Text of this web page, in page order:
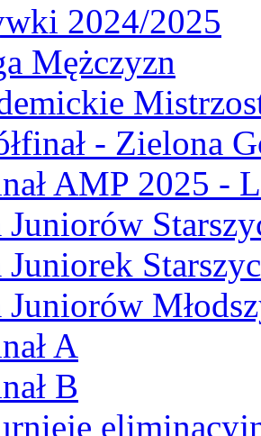
2024/2025
Mężczyzn
- Zielona
AMP 2025 -
Juniorów
A
B